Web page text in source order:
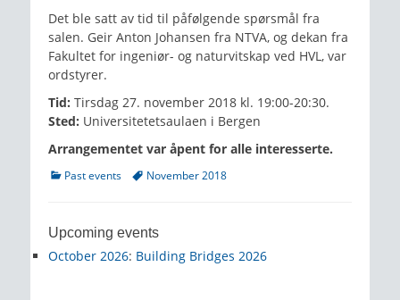
Det ble satt av tid til påfølgende spørsmål fra
salen. Geir Anton Johansen fra NTVA, og dekan fra
Fakultet for ingeniør- og naturvitskap ved HVL, var
ordstyrer.
Tid: Tirsdag 27. november 2018 kl. 19:00-20:30.
Sted: Universitetetsaulaen i Bergen
Arrangementet var åpent for alle interesserte.
Categories
Past events TagsNovember 2018
Upcoming events
October 2026: Building Bridges 2026